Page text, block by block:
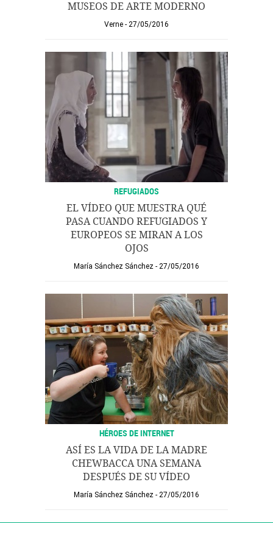
MUSEOS DE ARTE MODERNO
Verne 27/05/2016
REFUGIADOS
EL VÍDEO QUE MUESTRA QUÉ
PASA CUANDO REFUGIADOS Y
EUROPEOS SE MIRAN A LOS
OJOS
María Sánchez Sánchez 27/05/2016
HÉROES DE INTERNET
ASÍ ES LA VIDA DE LA MADRE
CHEWBACCA UNA SEMANA
DESPUÉS DE SU VÍDEO
María Sánchez Sánchez 27/05/2016